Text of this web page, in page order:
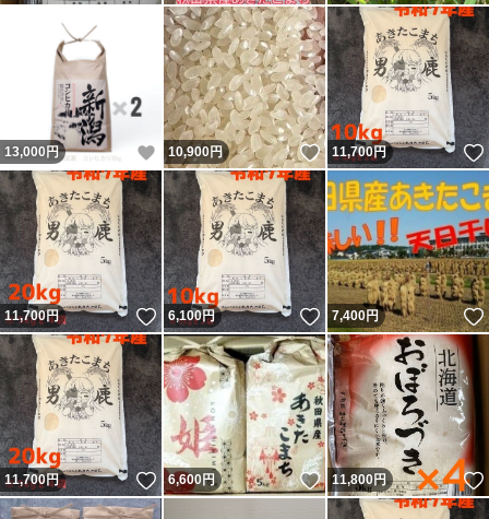
13,000 円 いいね！
10,900円 いいね！
11,700円
11,700円 いいね！
6,100円 いいね！
7,400円
11,700円 いいね！
6,600円 いいね！
11,800円